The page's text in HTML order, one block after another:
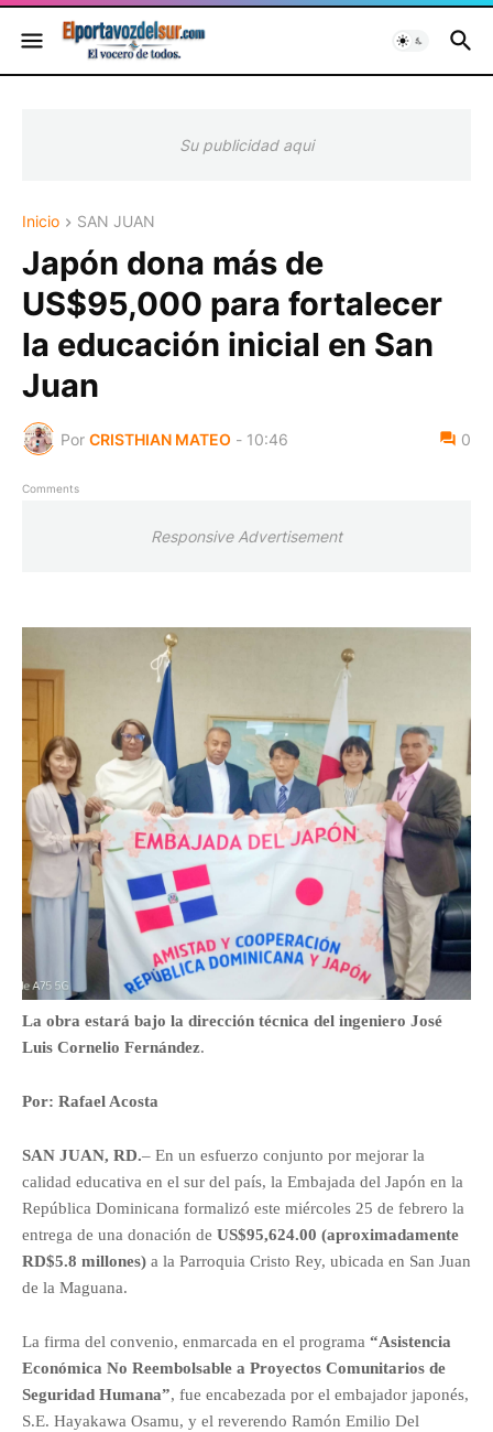
Su publicidad aqui
Inicio SAN JUAN
Japón dona más de
US$95,000 para fortalecer
la educación inicial en San
Juan
Por CRISTHIAN MATEO - 10:46 0
Comments
Responsive Advertisement
La obra estará bajo la dirección técnica del ingeniero José
Luis Cornelio Fernández.
Por: Rafael Acosta
SAN JUAN, RD.– En un esfuerzo conjunto por mejorar la
calidad educativa en el sur del país, la Embajada del Japón en la
República Dominicana formalizó este miércoles 25 de febrero la
entrega de una donación de US$95,624.00 (aproximadamente
RD$5.8 millones) a la Parroquia Cristo Rey, ubicada en San Juan
de la Maguana.
La firma del convenio, enmarcada en el programa “Asistencia
Económica No Reembolsable a Proyectos Comunitarios de
Seguridad Humana”, fue encabezada por el embajador japonés,
S.E. Hayakawa Osamu, y el reverendo Ramón Emilio Del